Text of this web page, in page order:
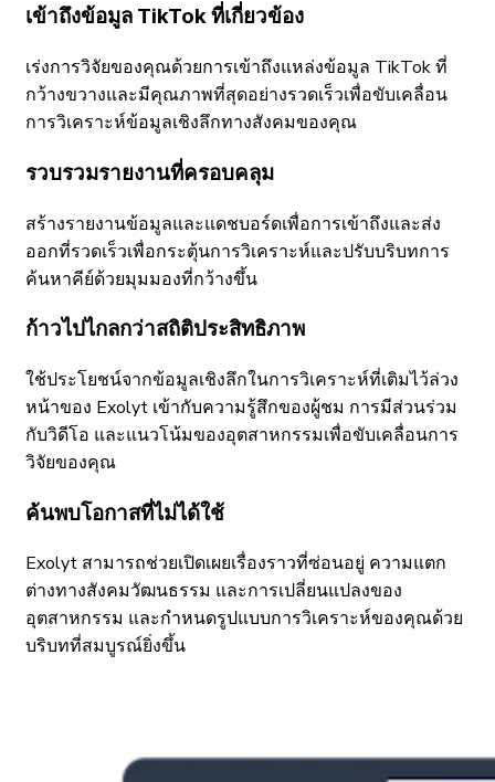
เข้าถึงข้อมูล TikTok ที่เกี่ยวข้อง
เร่งการวิจัยของคุณด้วยการเข้าถึงแหล่งข้อมูล TikTok ที่
กว้างขวางและมีคุณภาพที่สุดอย่างรวดเร็วเพื่อขับเคลื่อน
การวิเคราะห์ข้อมูลเชิงลึกทางสังคมของคุณ
รวบรวมรายงานที่ครอบคลุม
สร้างรายงานข้อมูลและแดชบอร์ดเพื่อการเข้าถึงและส่ง
ออกที่รวดเร็วเพื่อกระตุ้นการวิเคราะห์และปรับบริบทการ
ค้นหาคีย์ด้วยมุมมองที่กว้างขึ้น
ก้าวไปไกลกว่าสถิติประสิทธิภาพ
ใช้ประโยชน์จากข้อมูลเชิงลึกในการวิเคราะห์ที่เติมไว้ล่วง
หน้าของ Exolyt เข้ากับความรู้สึกของผู้ชม การมีส่วนร่วม
กับวิดีโอ และแนวโน้มของอุตสาหกรรมเพื่อขับเคลื่อนการ
วิจัยของคุณ
ค้นพบโอกาสที่ไม่ได้ใช้
Exolyt สามารถช่วยเปิดเผยเรื่องราวที่ซ่อนอยู่ ความแตก
ต่างทางสังคมวัฒนธรรม และการเปลี่ยนแปลงของ
อุตสาหกรรม และกำหนดรูปแบบการวิเคราะห์ของคุณด้วย
บริบทที่สมบูรณ์ยิ่งขึ้น